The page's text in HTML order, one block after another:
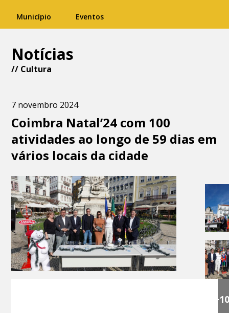
Município Eventos
Notícias
// Cultura
7 novembro 2024
Coimbra Natal’24 com 100
atividades ao longo de 59 dias em
vários locais da cidade
+10